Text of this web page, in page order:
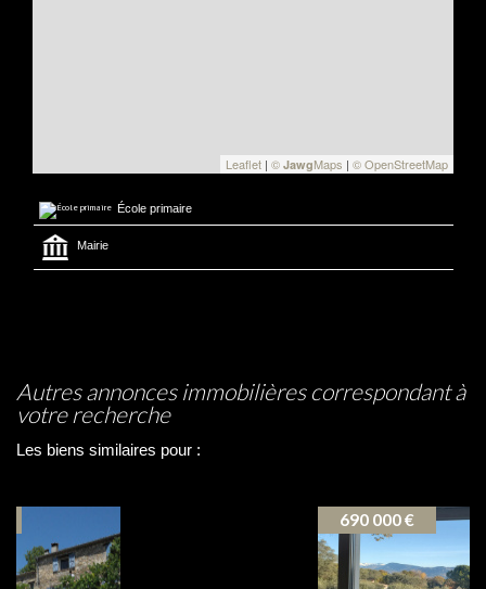
Leaflet | © JawgMaps | © OpenStreetMap
École primaire
Mairie
autres annonces immobilières correspondant à
votre recherche
Les biens similaires pour :